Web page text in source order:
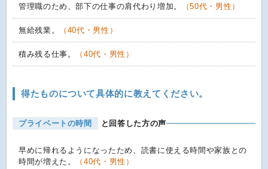
管理職のため、部下の仕事の肩代わり増加。 （50代・男性）
無給残業。 （40代・男性）
積み残る仕事。 （40代・男性）
得たものについて具体的に教えてください。
プライベートの時間 と回答した方の声
早めに帰れるようになったため、読書に使える時間や家族との
時間が増えた。
（40代・男性）